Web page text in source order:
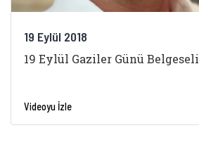
19 Eylül 2018
19 Eylül Gaziler Günü Belgeseli
Videoyu İzle